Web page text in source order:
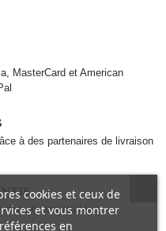
MasterCard et American
à des partenaires de livraison
des prix imbattables..
cookies et ceux de
et vous montrer
en